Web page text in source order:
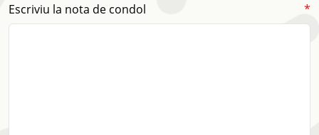
Escriviu la nota de condol *
(obligatori)